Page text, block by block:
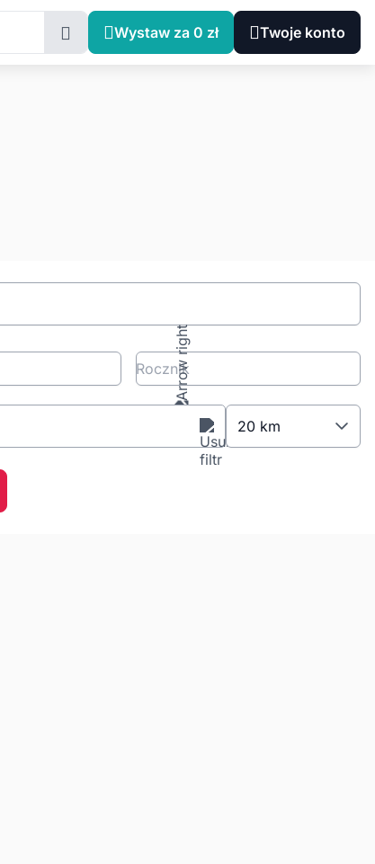
Wystaw za 0 zł Twoje konto
Rocznik
20 km